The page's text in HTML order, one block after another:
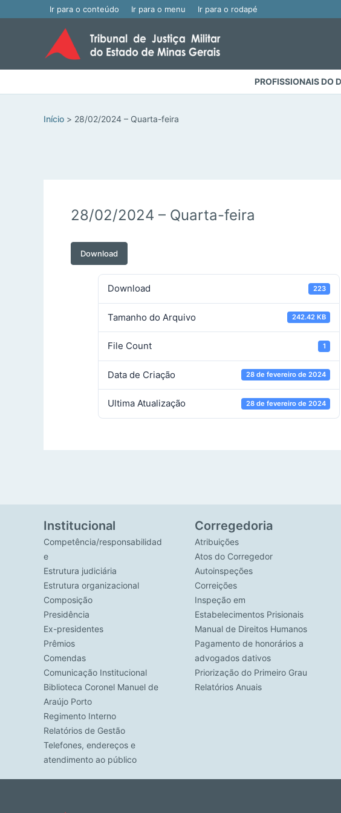
Ir para o conteúdo Ir para o menu Ir para o rodapé
PROFISSIONAIS DO
Início 28/02/2024 – Quarta-feira
28/02/2024 – Quarta-feira
Download
Download 223
Tamanho do Arquivo 242.42 KB
File Count 1
Data de Criação 28 de fevereiro de 2024
Ultima Atualização 28 de fevereiro de 2024
Institucional
Competência/responsabilidad
e
Estrutura judiciária
Estrutura organizacional
Composição
Presidência
Ex-presidentes
Prêmios
Comendas
Comunicação Institucional
Biblioteca Coronel Manuel de
Araújo Porto
Regimento Interno
Relatórios de Gestão
Telefones, endereços e
atendimento ao público
Corregedoria
Atribuições
Atos do Corregedor
Autoinspeções
Correições
Inspeção em
Estabelecimentos Prisionais
Manual de Direitos Humanos
Pagamento de honorários a
advogados dativos
Priorização do Primeiro Grau
Relatórios Anuais